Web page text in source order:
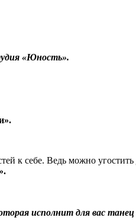
«Юность».
к себе. Ведь можно
исполнит для вас танец